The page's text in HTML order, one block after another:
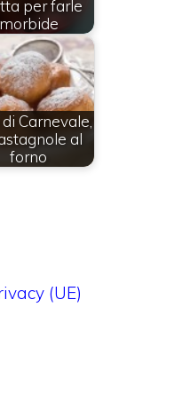
per farle
morbide
Carnevale,
al
forno
(UE)